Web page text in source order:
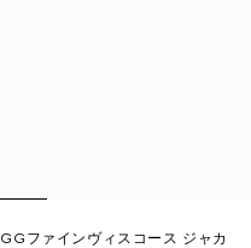
GGファインヴィスコース ジャカ